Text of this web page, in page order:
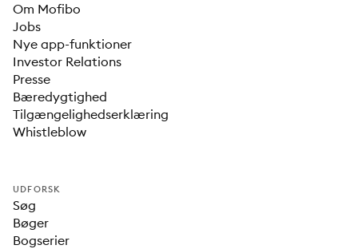
Om Mofibo
Jobs
Nye app-funktioner
Investor Relations
Presse
Bæredygtighed
Tilgængelighedserklæring
Whistleblow
UDFORSK
Søg
Bøger
Bogserier